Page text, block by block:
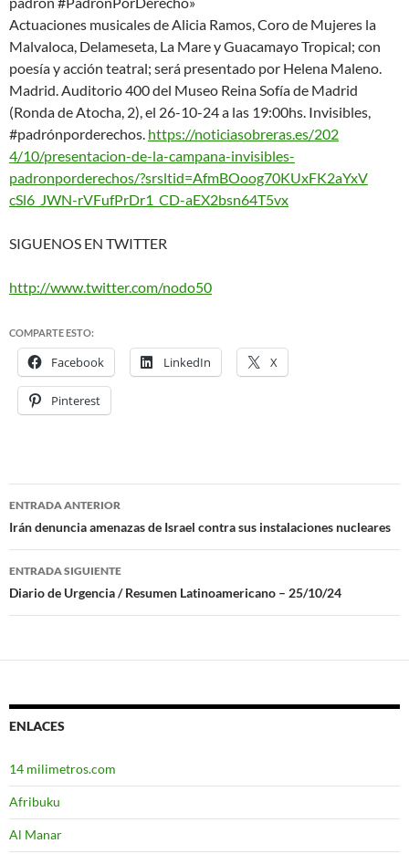
Actuaciones musicales de Alicia Ramos, Coro de Mujeres la
Malvaloca, Delameseta, La Mare y Guacamayo Tropical; con
poesía y acción teatral; será presentado por Helena Maleno.
Madrid. Auditorio 400 del Museo Reina Sofía de Madrid
(Ronda de Atocha, 2), el 26-10-24 a las 19:00hs. Invisibles,
#padrónporderechos. https://noticiasobreras.es/202
4/10/presentacion-de-la-campana-invisibles-
padronporderechos/?srsltid=AfmBOoog70KUxFK2aYxV
cSl6_JWN-rVFufPrDr1_CD-aEX2bsn64T5vx
SIGUENOS EN TWITTER
http://www.twitter.com/nodo50
COMPARTE ESTO:
Facebook LinkedIn X
Pinterest
Navegación
de
entradas
ENTRADA ANTERIOR
Irán denuncia amenazas de Israel contra sus instalaciones nucleares
ENTRADA SIGUIENTE
Diario de Urgencia / Resumen Latinoamericano – 25/10/24
ENLACES
14 milimetros.com
Afribuku
Al Manar